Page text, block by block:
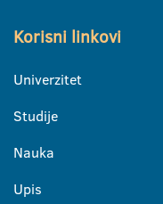
Korisni linkovi
Univerzitet
Studije
Nauka
Upis